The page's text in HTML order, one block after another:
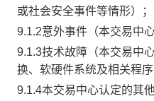
或社会安全事件等情形）；
9.1.2意外事件（本交易中
9.1.3技术故障（本交易中
换、软硬件系统及相关程
9.1.4本交易中心认定的其